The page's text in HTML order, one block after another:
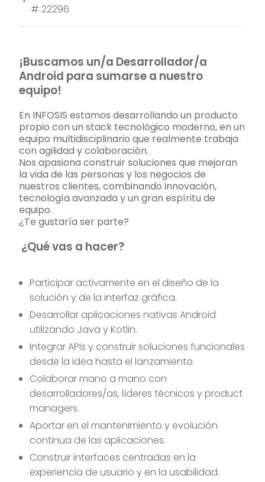
¡Buscamos un/a Desarrollador/a
Android para sumarse a nuestro
equipo!
En INFOSIS estamos desarrollando un producto
propio con un stack tecnológico moderno, en un
equipo multidisciplinario que realmente trabaja
con agilidad y colaboración.
Nos apasiona construir soluciones que mejoran
la vida de las personas y los negocios de
nuestros clientes, combinando innovación,
tecnología avanzada y un gran espíritu de
equipo.
¿Te gustaría ser parte?
¿Qué vas a hacer?
Participar activamente en el diseño de la
solución y de la interfaz gráfica.
Desarrollar aplicaciones nativas Android
utilizando Java y Kotlin.
Integrar APIs y construir soluciones funcionales
desde la idea hasta el lanzamiento.
Colaborar mano a mano con
desarrolladores/as, líderes técnicos y product
managers.
Aportar en el mantenimiento y evolución
continua de las aplicaciones.
Construir interfaces centradas en la
experiencia de usuario y en la usabilidad.
# 22296